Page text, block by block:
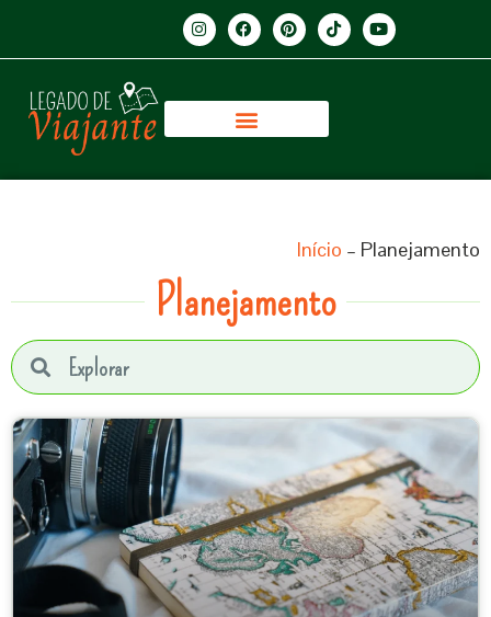
Início – Planejamento
Planejamento